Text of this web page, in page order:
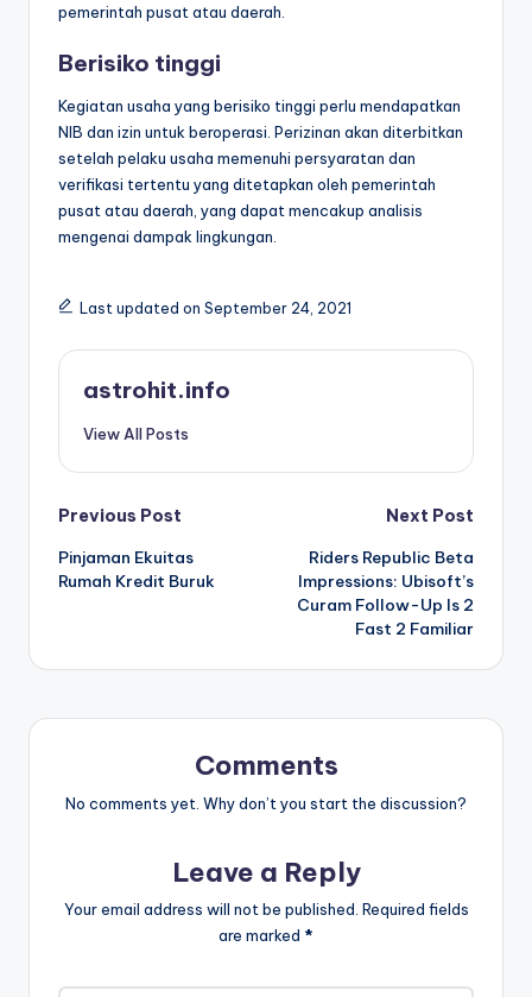
pemerintah pusat atau daerah.
Berisiko tinggi
Kegiatan usaha yang berisiko tinggi perlu mendapatkan
NIB dan izin untuk beroperasi. Perizinan akan diterbitkan
setelah pelaku usaha memenuhi persyaratan dan
verifikasi tertentu yang ditetapkan oleh pemerintah
pusat atau daerah, yang dapat mencakup analisis
mengenai dampak lingkungan.
Last updated on September 24, 2021
astrohit.info
View All Posts
Post
navigation
Previous Post
Pinjaman Ekuitas
Rumah Kredit Buruk
Next Post
Riders Republic Beta
Impressions: Ubisoft’s
Curam Follow-Up Is 2
Fast 2 Familiar
Comments
No comments yet. Why don’t you start the discussion?
Leave a Reply
Your email address will not be published. Required fields
are marked *